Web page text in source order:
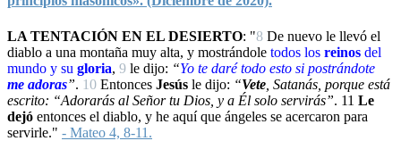
LA TENTACIÓN EN EL DESIERTO: "8 De nuevo le llevó el
diablo a una montaña muy alta, y mostrándole todos los reinos del
mundo y su gloria, 9 le dijo: “Yo te daré todo esto si postrándote
me adoras”. 10 Entonces Jesús le dijo: “Vete , Satanás, porque está
escrito: “Adorarás al Señor tu Dios, y a Él solo servirás”. 11 Le
dejó entonces el diablo, y he aquí que ángeles se acercaron para
servirle." - Mateo 4, 8-11.